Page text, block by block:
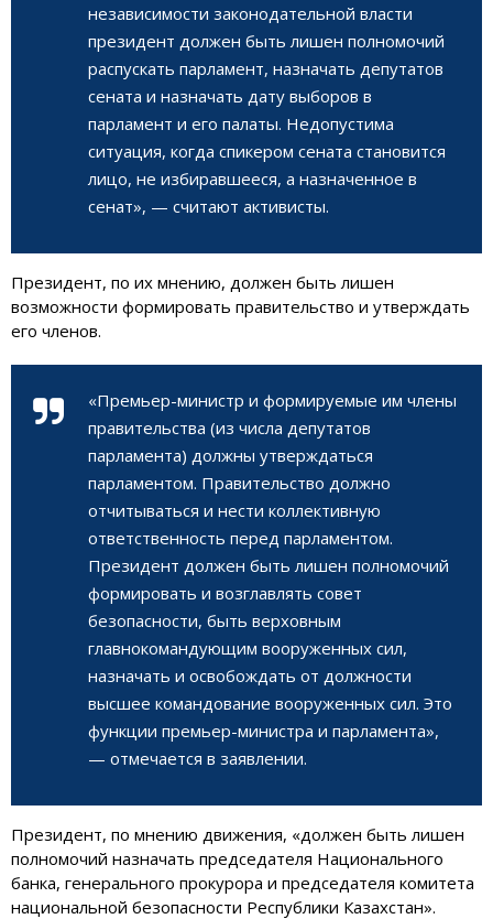
независимости законодательной власти
президент должен быть лишен полномочий
распускать парламент, назначать депутатов
сената и назначать дату выборов в
парламент и его палаты. Недопустима
ситуация, когда спикером сената становится
лицо, не избиравшееся, а назначенное в
сенат», — считают активисты.
Президент, по их мнению, должен быть лишен
возможности формировать правительство и утверждать
его членов.
«Премьер-министр и формируемые им члены
правительства (из числа депутатов
парламента) должны утверждаться
парламентом. Правительство должно
отчитываться и нести коллективную
ответственность перед парламентом.
Президент должен быть лишен полномочий
формировать и возглавлять совет
безопасности, быть верховным
главнокомандующим вооруженных сил,
назначать и освобождать от должности
высшее командование вооруженных сил. Это
функции премьер-министра и парламента»,
— отмечается в заявлении.
Президент, по мнению движения, «должен быть лишен
полномочий назначать председателя Национального
банка, генерального прокурора и председателя комитета
национальной безопасности Республики Казахстан».